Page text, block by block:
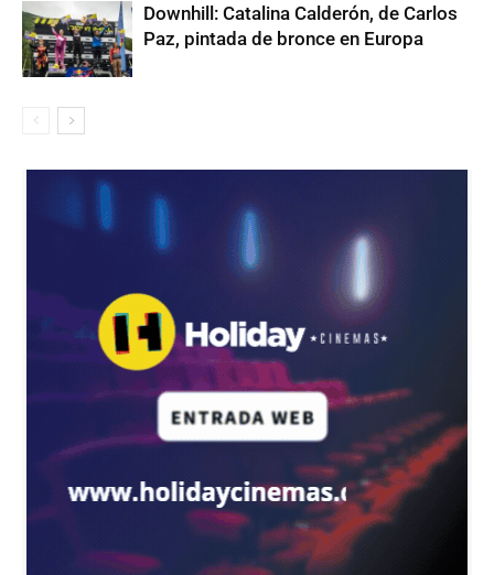
Downhill: Catalina Calderón, de Carlos
Paz, pintada de bronce en Europa